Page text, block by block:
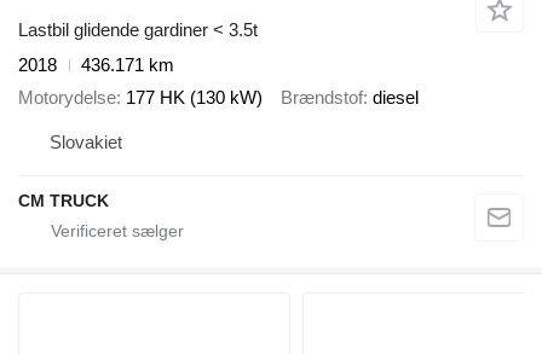
Lastbil glidende gardiner < 3.5t
2018
436.171 km
Motorydelse 177 HK (130 kW) Brændstof diesel
Slovakiet
CM TRUCK